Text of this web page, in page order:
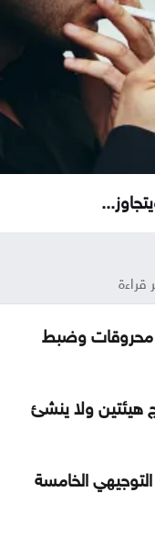
قراءة
.. إغلاق 12 محطة محروقات وضبط
هيئتين ولا ينشئ
الخامسة